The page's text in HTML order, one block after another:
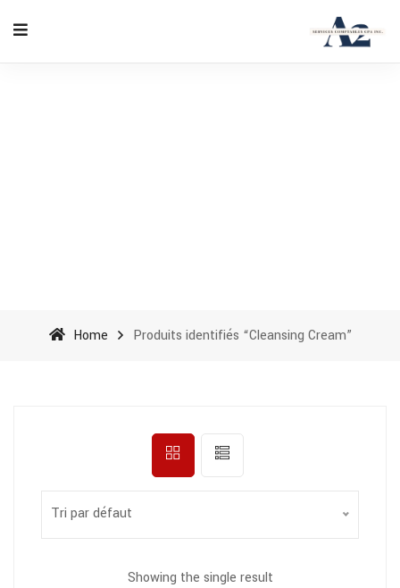
Home Produits identifiés “Cleansing Cream”
Tri par défaut
Showing the single result